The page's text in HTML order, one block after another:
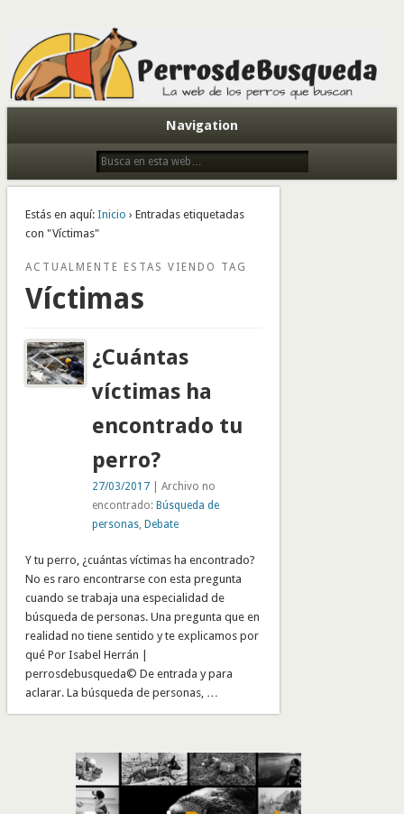
Todo sobre perros de búsqueda y detectores
Navigation
Estás en aquí: Inicio › Entradas etiquetadas
con "Víctimas"
ACTUALMENTE ESTAS VIENDO TAG
Víctimas
¿Cuántas
víctimas ha
encontrado tu
perro?
27/03/2017| Archivo no
encontrado: Búsqueda de
personas, Debate
Y tu perro, ¿cuántas víctimas ha encontrado?
No es raro encontrarse con esta pregunta
cuando se trabaja una especialidad de
búsqueda de personas. Una pregunta que en
realidad no tiene sentido y te explicamos por
qué Por Isabel Herrán |
perrosdebusqueda© De entrada y para
aclarar. La búsqueda de personas, …